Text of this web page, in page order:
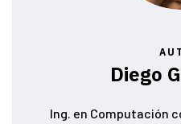
Diego
Ing. en Computación